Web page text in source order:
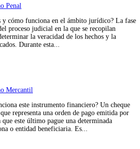
Penal
y cómo funciona en el ámbito jurídico? La fase
proceso judicial en la que se recopilan
la veracidad de los hechos y la
Durante esta...
Mercantil
este instrumento financiero? Un cheque
representa una orden de pago emitida por
que este último pague una determinada
o entidad beneficiaria. Es...